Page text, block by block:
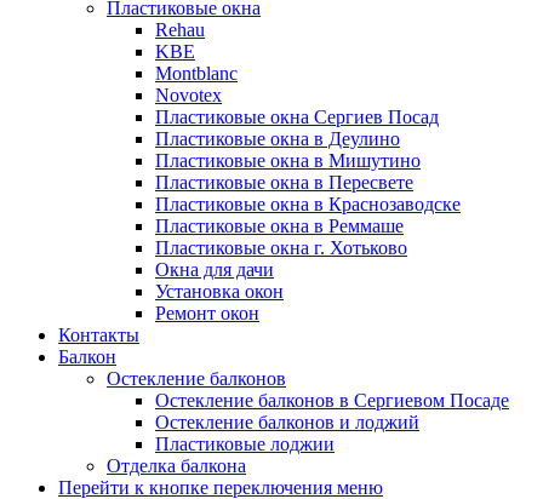
Пластиковые окна
Rehau
KBE
Montblanc
Novotex
Пластиковые окна Сергиев Посад
Пластиковые окна в Деулино
Пластиковые окна в Мишутино
Пластиковые окна в Пересвете
Пластиковые окна в Краснозаводске
Пластиковые окна в Реммаше
Пластиковые окна г. Хотьково
Окна для дачи
Установка окон
Ремонт окон
Контакты
Балкон
Остекление балконов
Остекление балконов в Сергиевом Посаде
Остекление балконов и лоджий
Пластиковые лоджии
Отделка балкона
Перейти к кнопке переключения меню